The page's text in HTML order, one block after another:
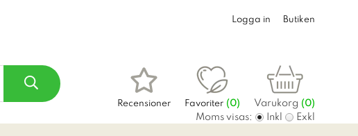
Logga in Butiken
Recensioner Favoriter (0) Varukorg (0)
Moms visas: Inkl Exkl